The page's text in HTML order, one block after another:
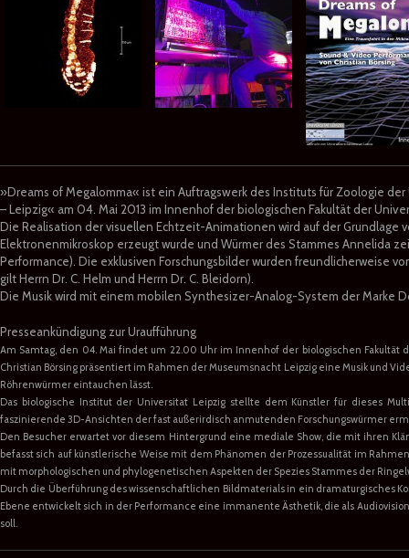
»Dreams of Megalomma« ist ein Auftragswerk des Instituts für Zoologie
– Leipzig« am 04. Mai 2013 im Innenhof der biologischen Fakultät der
Die Realisation der visuellen Echtzeit-Animationen wird auf der Grundlage
Elektronenmikroskop erzeugt wurde und Würmer des Stammes Annelida
Performance). Die exklusiven Forschungsbilder wurden freundlicherweise
gilt Herrn Dr. C. Helm und Herrn Dr. C. Bleidorn).
Die Musik wird mit einem mobilen Synthesizer-Analog-System der Marke
Presseankündigung zur Uraufführung
Am Samtag, den 04. Mai findet um 22.00 Uhr im Innenhof der biologischen
Christian Börsing präsentiert im Rahmen der Museumsnacht Leipzig eine Musik und
Röhrenwürmer eintauchen lässt.
Das biologische Institut der Universitat Leipzig stellte dem Künstler für dieses
faszinierende 3D-Ansichten der fast außerirdisch anmutenden Forschungswürmer
Den Besucher erwartet vor diesem Hintergrund eine mediale Show, die mit ihren
befasst sich auf künstlerische Weise mit dem Phänomen der Prozessualität im
mit morphologischen und phylogenetischen Aspekten der Spezies Stammes der
Durch die Überführung des wissenschaftlichen Bildmaterials in ein dramaturgisches
Ebene entwickelt sich in der Performance eine immanente Ästhetik, die als
soll.